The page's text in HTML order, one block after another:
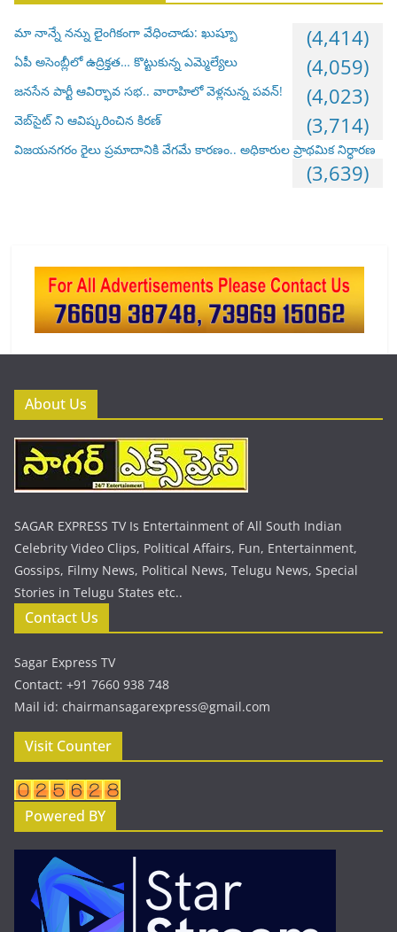
మా నాన్నే నన్ను లైంగికంగా వేధించాడు: ఖుష్బూ (4,414)
ఏపీ అసెంబ్లీలో ఉద్రిక్తత… కొట్టుకున్న ఎమ్మెల్యేలు (4,059)
జనసేన పార్టీ ఆవిర్భావ సభ.. వారాహిలో వెళ్లనున్న పవన్! (4,023)
వెబ్‌సైట్ ని ఆవిష్కరించిన కిరణ్ (3,714)
విజయనగరం రైలు ప్రమాదానికి వేగమే కారణం.. అధికారుల ప్రాథమిక నిర్ధారణ
(3,639)
About Us
SAGAR EXPRESS TV Is Entertainment of All South Indian
Celebrity Video Clips, Political Affairs, Fun, Entertainment,
Gossips, Filmy News, Political News, Telugu News, Special
Stories in Telugu States etc..
Contact Us
Sagar Express TV
Contact: +91 7660 938 748
Mail id: chairmansagarexpress@gmail.com
Visit Counter
Powered BY